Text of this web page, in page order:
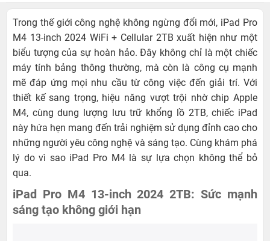
Trong thế giới công nghệ không ngừng đổi mới, iPad Pro
M4 13-inch 2024 WiFi + Cellular 2TB xuất hiện như một
biểu tượng của sự hoàn hảo. Đây không chỉ là một chiếc
máy tính bảng thông thường, mà còn là công cụ mạnh
mẽ đáp ứng mọi nhu cầu từ công việc đến giải trí. Với
thiết kế sang trọng, hiệu năng vượt trội nhờ chip Apple
M4, cùng dung lượng lưu trữ khổng lồ 2TB, chiếc iPad
này hứa hẹn mang đến trải nghiệm sử dụng đỉnh cao cho
những người yêu công nghệ và sáng tạo. Cùng khám phá
lý do vì sao iPad Pro M4 là sự lựa chọn không thể bỏ
qua.
iPad Pro M4 13-inch 2024 2TB: Sức mạnh
sáng tạo không giới hạn